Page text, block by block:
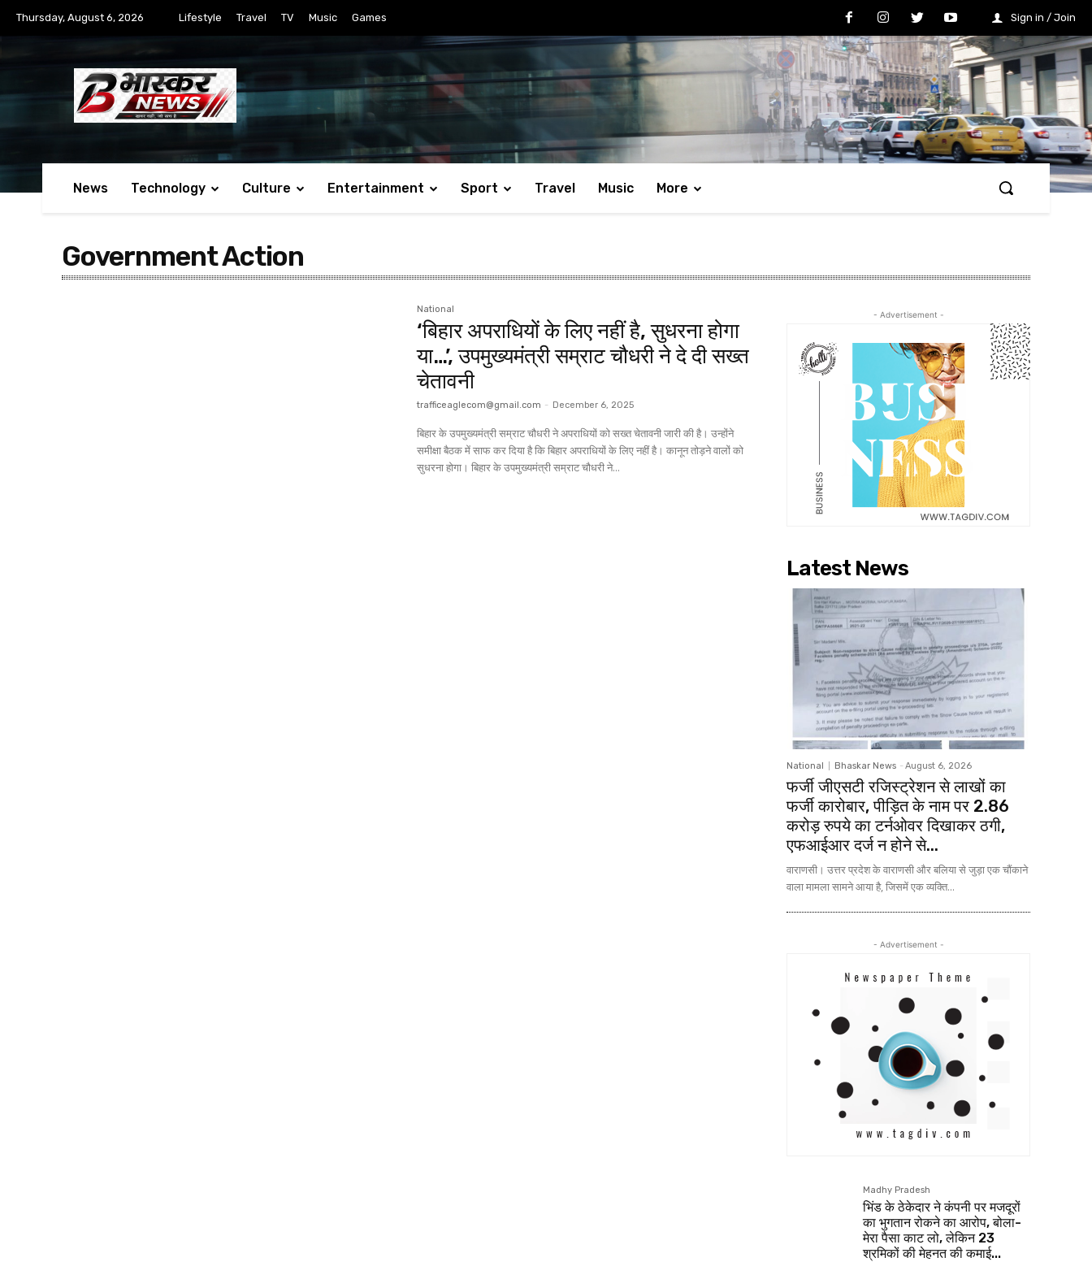
Thursday, August 6, 2026 Lifestyle Travel TV Music Games Sign in / Join
News Technology Culture Entertainment Sport Travel Music More
Government Action
National
‘बिहार अपराधियों के लिए नहीं है, सुधरना होगा
या…’, उपमुख्यमंत्री सम्राट चौधरी ने दे दी सख्त
चेतावनी
trafficeaglecom@gmail.com - December 6, 2025
बिहार के उपमुख्यमंत्री सम्राट चौधरी ने अपराधियों को सख्त चेतावनी जारी की है। उन्होंने
समीक्षा बैठक में साफ कर दिया है कि बिहार अपराधियों के लिए नहीं है। कानून तोड़ने वालों को
सुधरना होगा। बिहार के उपमुख्यमंत्री सम्राट चौधरी ने...
- Advertisement -
Latest News
National Bhaskar News - August 6, 2026
फर्जी जीएसटी रजिस्ट्रेशन से लाखों का
फर्जी कारोबार, पीड़ित के नाम पर 2.86
करोड़ रुपये का टर्नओवर दिखाकर ठगी,
एफआईआर दर्ज न होने से...
वाराणसी। उत्तर प्रदेश के वाराणसी और बलिया से जुड़ा एक चौंकाने
वाला मामला सामने आया है, जिसमें एक व्यक्ति...
- Advertisement -
Madhy Pradesh
भिंड के ठेकेदार ने कंपनी पर मजदूरों
का भुगतान रोकने का आरोप, बोला-
मेरा पैसा काट लो, लेकिन 23
श्रमिकों की मेहनत की कमाई...